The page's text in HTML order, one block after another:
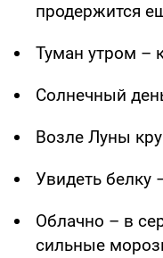
продержится
Туман утром –
Солнечный
Возле Луны
Увидеть белку
Облачно – в
сильные